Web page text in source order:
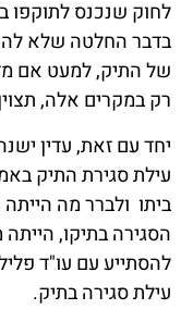
בדבר החלטה שלא
של התיק, למעט אם
רק במקרים אלה,
יחד עם זאת, עדין
עילת סגירת התיק
ביתו ולברר מה
הסגירה בתיקו, הייתה
להסתייע עם עו"ד
עילת סגירה בתיק.